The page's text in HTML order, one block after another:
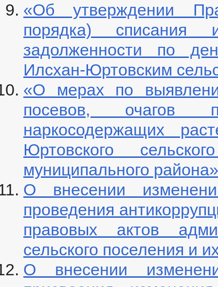
«Об утверждении
порядка) списания
задолженности по
Илсхан-Юртовским
«О мерах по
посевов, очагов
наркосодержащих
Юртовского
муниципального района»
О внесении
проведения
правовых актов
сельского поселения и
О внесении